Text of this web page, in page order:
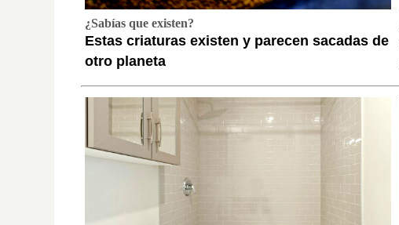
¿Sabías que existen?
Estas criaturas existen y parecen sacadas de
otro planeta